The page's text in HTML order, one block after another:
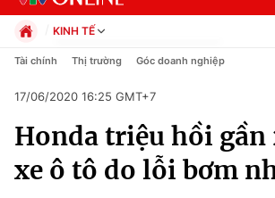
Chuyên mục
Chính trị
KINH TẾ
Chính trị
Pháp luật
Kinh tế
Thể thao
Truyền hình
Tài chính Thị trường Góc doanh nghiệp
17/06/2020 16:25 GMT+7
Honda triệu hồi gần
xe ô tô do lỗi bơm